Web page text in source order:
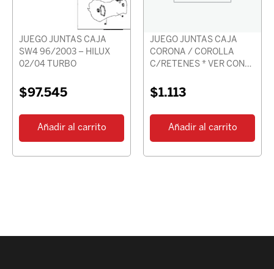
JUEGO JUNTAS CAJA
SW4 96/2003 – HILUX
02/04 TURBO
$97.545
Añadir al carrito
JUEGO JUNTAS CAJA
CORONA / COROLLA
C/RETENES * VER CON
$1.113
Añadir al carrito